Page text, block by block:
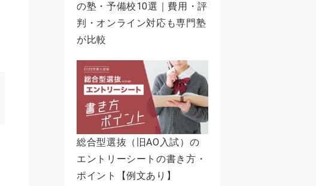
の塾・予備校10選｜費用・評
判・オンライン対応も専門塾
が比較
総合型選抜（旧AO入試）の
エントリーシートの書き方・
ポイント【例文あり】